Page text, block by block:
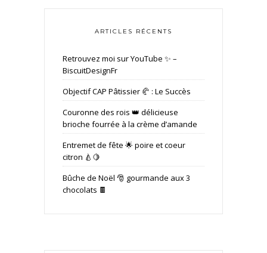
ARTICLES RÉCENTS
Retrouvez moi sur YouTube ✨ –
BiscuitDesignFr
Objectif CAP Pâtissier 🥐 : Le Succès
Couronne des rois 👑 délicieuse
brioche fourrée à la crème d’amande
Entremet de fête 🌟 poire et coeur
citron 🍐🍋
Bûche de Noël 🎅 gourmande aux 3
chocolats 🍫